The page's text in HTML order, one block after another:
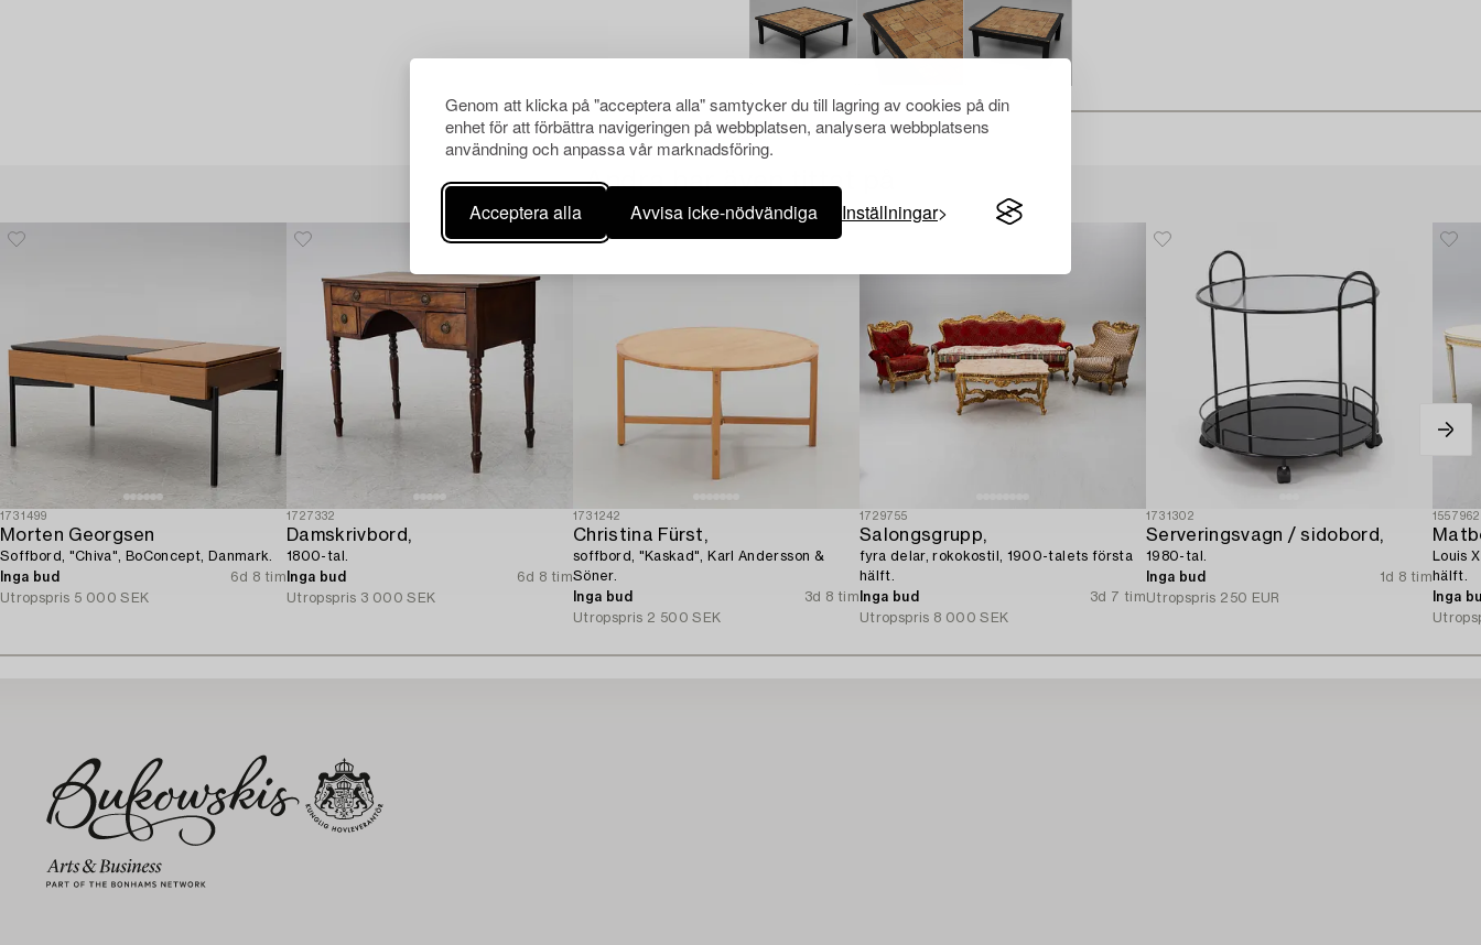
Genom att klicka på "acceptera alla" samtycker du till lagring av cookies på din
enhet för att förbättra navigeringen på webbplatsen, analysera webbplatsens
användning och anpassa vår marknadsföring.
Acceptera alla Avvisa icke-nödvändiga Inställningar
Andra har även tittat på
1731499
Morten Georgsen
Soffbord, "Chiva", BoConcept, Danmark.
Inga bud
6d 8 tim
Utropspris 5 000 SEK
1727332
Damskrivbord,
1800-tal.
Inga bud
6d 8 tim
Utropspris 3 000 SEK
1731242
Christina Fürst,
soffbord, "Kaskad", Karl Andersson &
Söner.
Inga bud
3d 8 tim
Utropspris 2 500 SEK
1729755
Salongsgrupp,
fyra delar, rokokostil, 1900-talets första
hälft.
Inga bud
3d 7 tim
Utropspris 8 000 SEK
1731302
Serveringsvagn / sidobord,
1980-tal.
Inga bud
1d 8 tim
Utropspris 250 EUR
1557962
Louis
hälft.
Inga